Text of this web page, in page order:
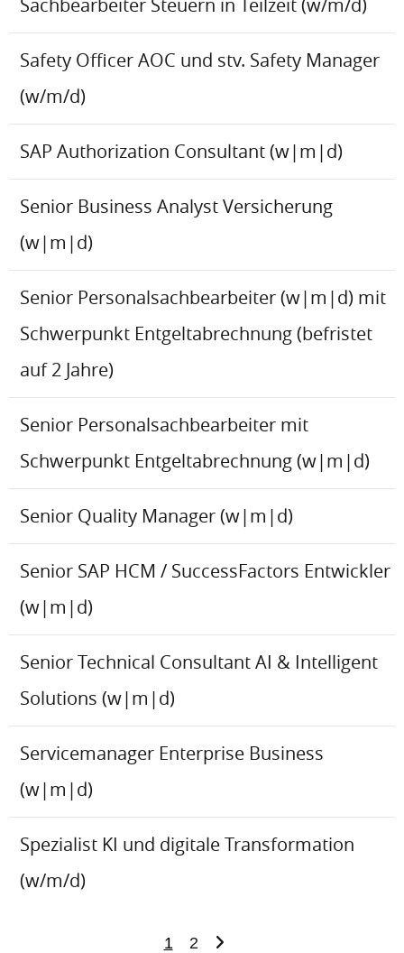
Sachbearbeiter Steuern in Teilzeit (w/m/d)
Safety Officer AOC und stv. Safety Manager
(w/m/d)
SAP Authorization Consultant (w|m|d)
Senior Business Analyst Versicherung
(w|m|d)
Senior Personalsachbearbeiter (w|m|d) mit
Schwerpunkt Entgeltabrechnung (befristet
auf 2 Jahre)
Senior Personalsachbearbeiter mit
Schwerpunkt Entgeltabrechnung (w|m|d)
Senior Quality Manager (w|m|d)
Senior SAP HCM / SuccessFactors Entwickler
(w|m|d)
Senior Technical Consultant AI & Intelligent
Solutions (w|m|d)
Servicemanager Enterprise Business
(w|m|d)
Spezialist KI und digitale Transformation
(w/m/d)
1 2